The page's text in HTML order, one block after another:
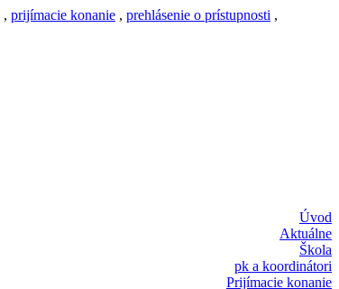
, prijímacie konanie , prehlásenie o prístupnosti ,
Úvod
Aktuálne
Škola
pk a koordinátori
Prijímacie konanie